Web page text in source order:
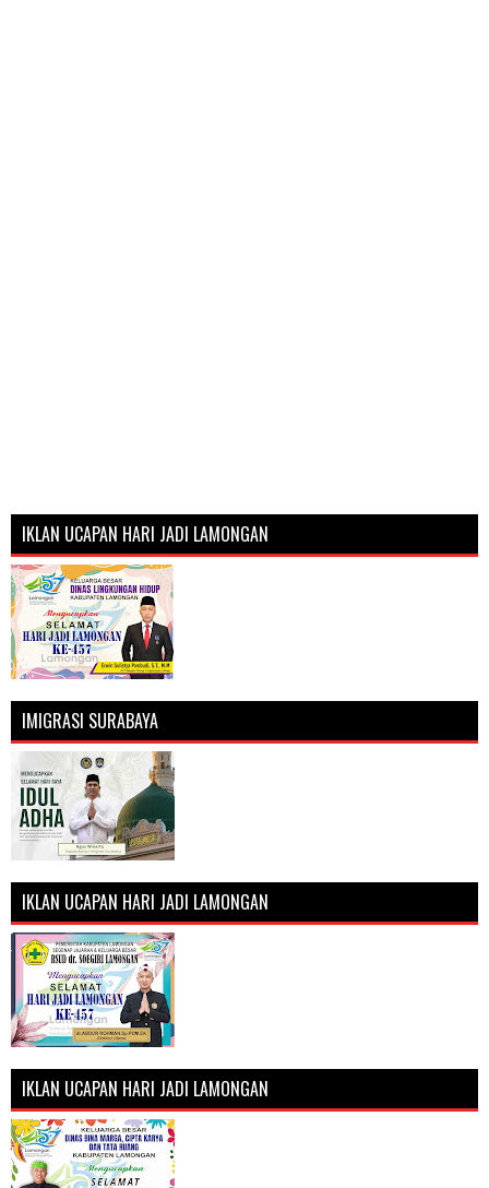
IKLAN UCAPAN HARI JADI LAMONGAN
IMIGRASI SURABAYA
IKLAN UCAPAN HARI JADI LAMONGAN
IKLAN UCAPAN HARI JADI LAMONGAN